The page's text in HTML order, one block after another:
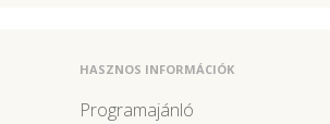
HASZNOS INFORMÁCIÓK
Programajánló